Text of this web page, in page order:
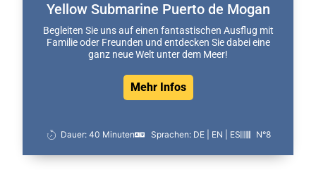
Yellow Submarine Puerto de Mogan
Begleiten Sie uns auf einen fantastischen Ausflug mit
Familie oder Freunden und entdecken Sie dabei eine
ganz neue Welt unter dem Meer!
Mehr Infos
Dauer: 40 Minuten Sprachen: DE | EN | ES N°8